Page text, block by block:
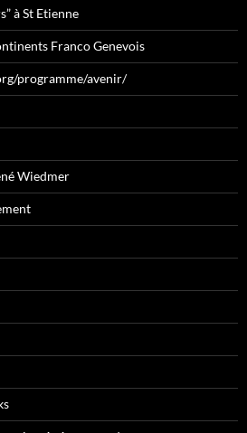
à St Etienne
Franco Genevois
programme/avenir/
Wiedmer